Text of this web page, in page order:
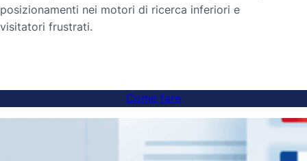
posizionamenti nei motori di ricerca inferiori e
visitatori frustrati.
Come fare